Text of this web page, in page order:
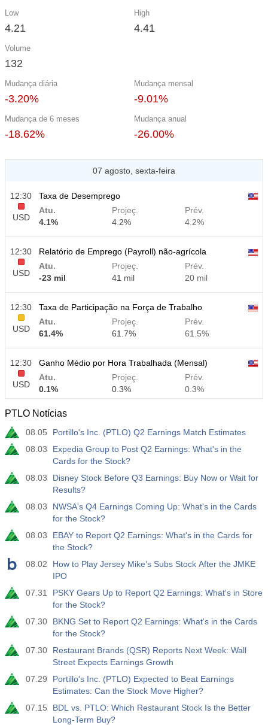
Low
4.21
High
4.41
Volume
132
Mudança diária
-3.20%
Mudança mensal
-9.01%
Mudança de 6 meses
-18.62%
Mudança anual
-26.00%
07 agosto, sexta-feira
12:30
USD
Taxa de Desemprego
Atu.
4.1%
Projeç.
4.2%
Prév.
4.2%
12:30
USD
Relatório de Emprego (Payroll) não-agrícola
Atu.
-23 mil
Projeç.
41 mil
Prév.
20 mil
12:30
USD
Taxa de Participação na Força de Trabalho
Atu.
61.4%
Projeç.
61.7%
Prév.
61.5%
12:30
USD
Ganho Médio por Hora Trabalhada (Mensal)
Atu.
0.1%
Projeç.
0.3%
Prév.
0.3%
12:30
USD
Ganho Médio por Hora Trabalhada (Anual)
Atu.
3.2%
Projeç.
3.5%
Prév.
3.5%
12:30
Relatório de Emprego - Payroll - Privado
Atu.
12:30
Atu.
17:00
Atu.
Projeç.
Prév.
Hughes
Atu.
Projeç.
588
19:00
Mudança de Crédito ao Consumidor do Sistema de
Reserva Federal (FRS) (Mensal)
PTLO Notícias
08.05
Portillo's Inc. (PTLO) Q2 Earnings Match Estimates
08.03
Expedia Group to Post Q2 Earnings: What's in the
Cards for the Stock?
08.03
Disney Stock Before Q3 Earnings: Buy Now or Wait for
Results?
08.03
NWSA's Q4 Earnings Coming Up: What's in the Cards
for the Stock?
08.03
EBAY to Report Q2 Earnings: What's in the Cards for
the Stock?
08.02
How to Play Jersey Mike’s Subs Stock After the JMKE
IPO
07.31
PSKY Gears Up to Report Q2 Earnings: What's in Store
for the Stock?
07.30
BKNG Set to Report Q2 Earnings: What's in the Cards
for the Stock?
07.30
Restaurant Brands (QSR) Reports Next Week: Wall
Street Expects Earnings Growth
07.29
Portillo's Inc. (PTLO) Expected to Beat Earnings
Estimates: Can the Stock Move Higher?
07.15
BDL vs. PTLO: Which Restaurant Stock Is the Better
Long-Term Buy?